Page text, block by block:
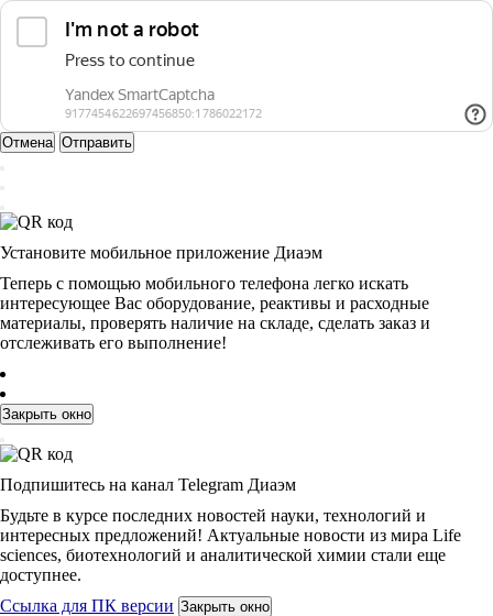
Отмена Отправить
Установите мобильное приложение Диаэм
Теперь с помощью мобильного телефона легко искать
интересующее Вас оборудование, реактивы и расходные
материалы, проверять наличие на складе, сделать заказ и
отслеживать его выполнение!
Закрыть окно
Подпишитесь на канал Telegram Диаэм
Будьте в курсе последних новостей науки, технологий и
интересных предложений! Актуальные новости из мира Life
sciences, биотехнологий и аналитической химии стали еще
доступнее.
Ссылка для ПК версии Закрыть окно